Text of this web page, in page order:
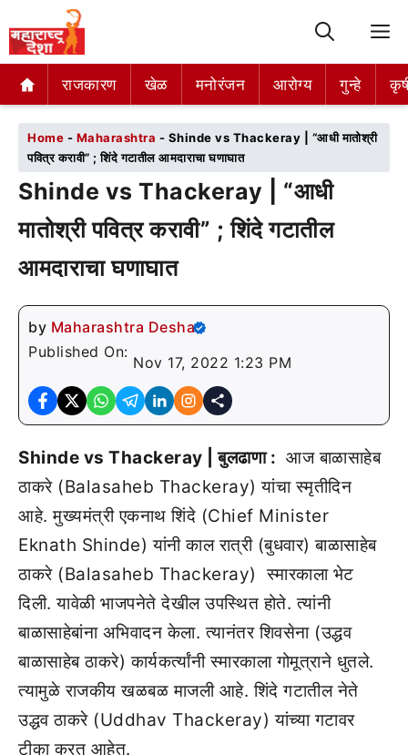
राजकारण खेळ मनोरंजन आरोग्य गुन्हे
राजकारण खेळ मनोरंजन आरोग्य गुन्हे
Home - Maharashtra - Shinde vs Thackeray | “आधी मातोश्री
पवित्र करावी” ; शिंदे गटातील आमदाराचा घणाघात
Shinde vs Thackeray | “आधी
मातोश्री पवित्र करावी” ; शिंदे गटातील
आमदाराचा घणाघात
by Maharashtra Desha
Published On:
Nov 17, 2022 1:23 PM
Shinde vs Thackeray | बुलढाणा : आज बाळासाहेब
ठाकरे (Balasaheb Thackeray) यांचा स्मृतीदिन
आहे. मुख्यमंत्री एकनाथ शिंदे (Chief Minister
Eknath Shinde) यांनी काल रात्री (बुधवार) बाळासाहेब
ठाकरे (Balasaheb Thackeray) स्मारकाला भेट
दिली. यावेळी भाजपनेते देखील उपस्थित होते. त्यांनी
बाळासाहेबांना अभिवादन केला. त्यानंतर शिवसेना (उद्धव
बाळासाहेब ठाकरे) कार्यकर्त्यांनी स्मारकाला गोमूत्राने धुतले.
त्यामुळे राजकीय खळबळ माजली आहे. शिंदे गटातील नेते
उद्धव ठाकरे (Uddhav Thackeray) यांच्या गटावर
टीका करत आहेत.